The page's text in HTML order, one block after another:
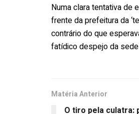
Numa clara tentativa de
frente da prefeitura da
contrário do que
fatídico despejo da
Matéria Anterior
O tiro pela culatra: